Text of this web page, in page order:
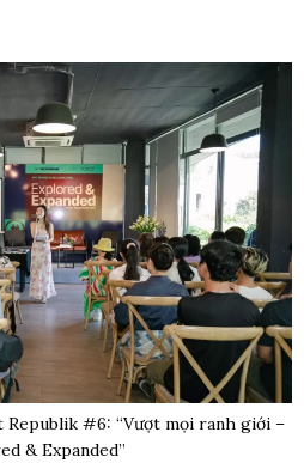
Republik #6: “Vượt mọi ranh giới –
& Expanded”